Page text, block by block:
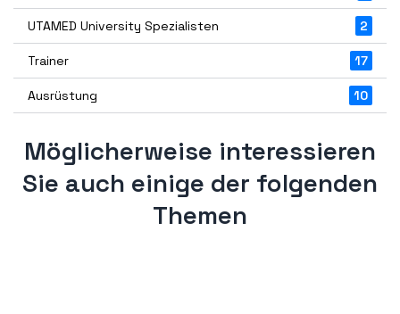
UTAMED University Spezialisten 2
Trainer 17
Ausrüstung 10
Möglicherweise interessieren
Sie auch einige der folgenden
Themen